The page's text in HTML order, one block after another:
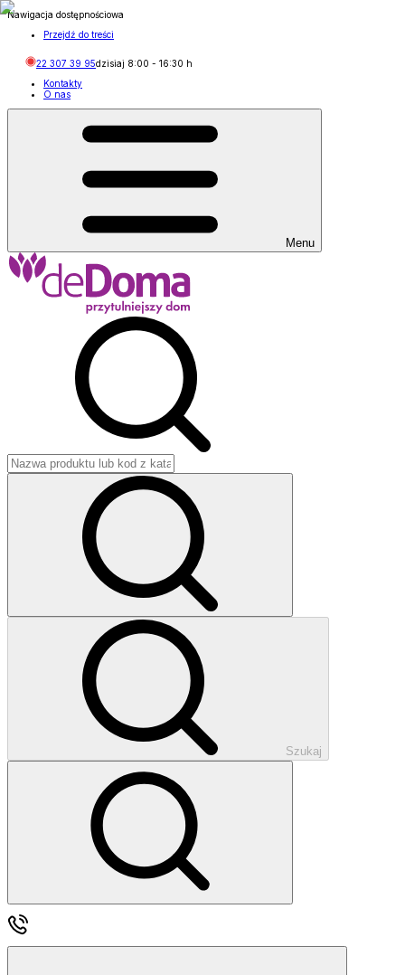
Nawigacja dostępnościowa
Przejdź do treści
22 307 39 95dzisiaj 8:00 - 16:30 h
Kontakty
O nas
Menu
Szukaj